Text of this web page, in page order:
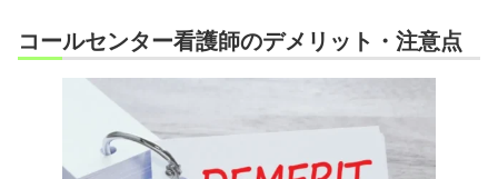
コールセンター看護師のデメリット・注意点